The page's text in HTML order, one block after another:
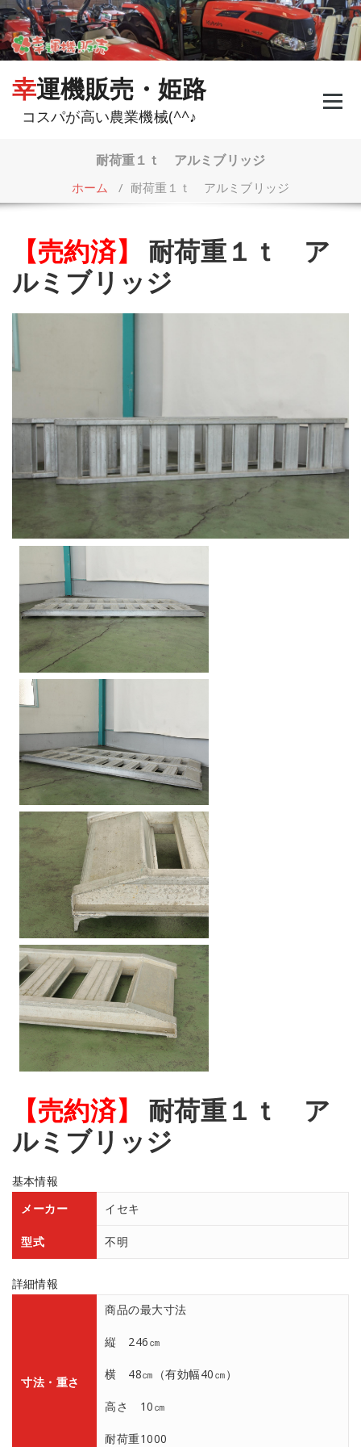
コ
ン
テ
ン
幸運機販売・姫路
コスパが高い農業機械(^^♪
耐荷重１ｔ アルミブリッジ
ホーム / 耐荷重１ｔ アルミブリッジ
【売約済】
耐荷重１ｔ ア
ルミブリッジ
【売約済】
耐荷重１ｔ ア
ルミブリッジ
基本情報
メーカー
イセキ
型式 不明
詳細情報
寸法・重さ
商品の最大寸法
縦 246㎝
横 48㎝（有効幅40㎝）
高さ 10㎝
耐荷重1000